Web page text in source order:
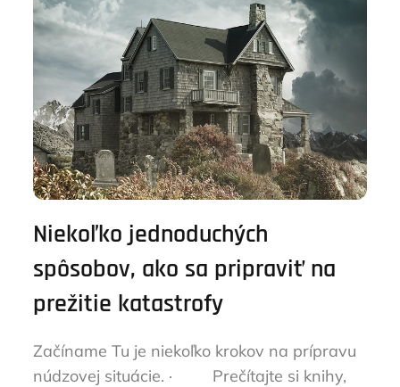
Niekoľko jednoduchých
spôsobov, ako sa pripraviť na
prežitie katastrofy
Začíname Tu je niekoľko krokov na prípravu
núdzovej situácie. · Prečítajte si knihy,